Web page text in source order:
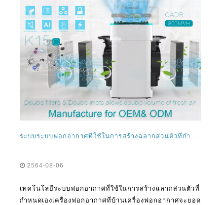
ระบบระบบฟอกอากาศที่ใช้ในการสร้างฉลากส่วนตัวที่กำหนดเองเครื่องฟอกอากาศบ้าน
2564-08-06
เทคโนโลยีระบบฟอกอากาศที่ใช้ในการสร้างฉลากส่วนตัวที่
กำหนดเองเครื่องฟอกอากาศที่บ้านเครื่องฟอกอากาศจะยอด